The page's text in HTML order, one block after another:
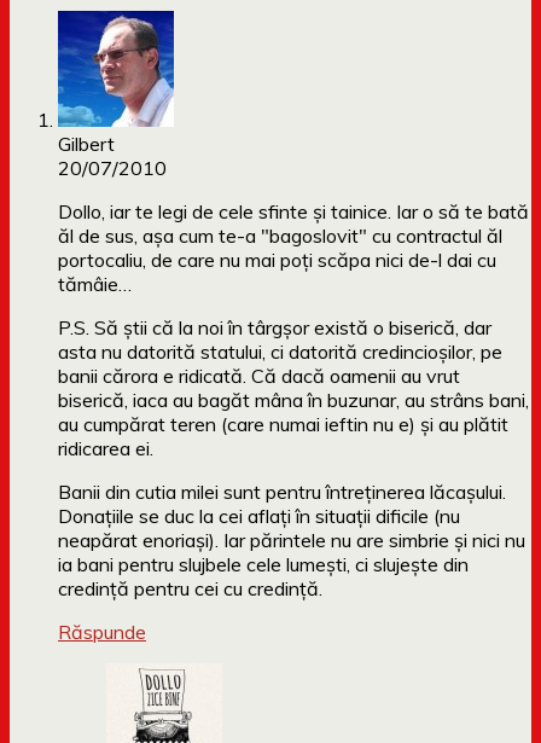
Gilbert
20/07/2010
Dollo, iar te legi de cele sfinte şi tainice. Iar o să te bată
ăl de sus, aşa cum te-a "bagoslovit" cu contractul ăl
portocaliu, de care nu mai poţi scăpa nici de-l dai cu
tămâie…
P.S. Să ştii că la noi în târgşor există o biserică, dar
asta nu datorită statului, ci datorită credincioşilor, pe
banii cărora e ridicată. Că dacă oamenii au vrut
biserică, iaca au bagăt mâna în buzunar, au strâns bani,
au cumpărat teren (care numai ieftin nu e) şi au plătit
ridicarea ei.
Banii din cutia milei sunt pentru întreţinerea lăcaşului.
Donaţiile se duc la cei aflaţi în situaţii dificile (nu
neapărat enoriaşi). Iar părintele nu are simbrie şi nici nu
ia bani pentru slujbele cele lumeşti, ci slujeşte din
credinţă pentru cei cu credinţă.
Răspunde